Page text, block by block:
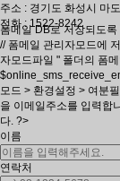
주소 : 경기도 화성시 마
전화 : 1522-8242
폼메일 DB로 저장되도
// 폼메일 관리자모드에
자모드파일 " 폴더의 폼
모드 > 환경설정 > 여분
을 이메일주소를 입력합
다. ?>
이름
연락처